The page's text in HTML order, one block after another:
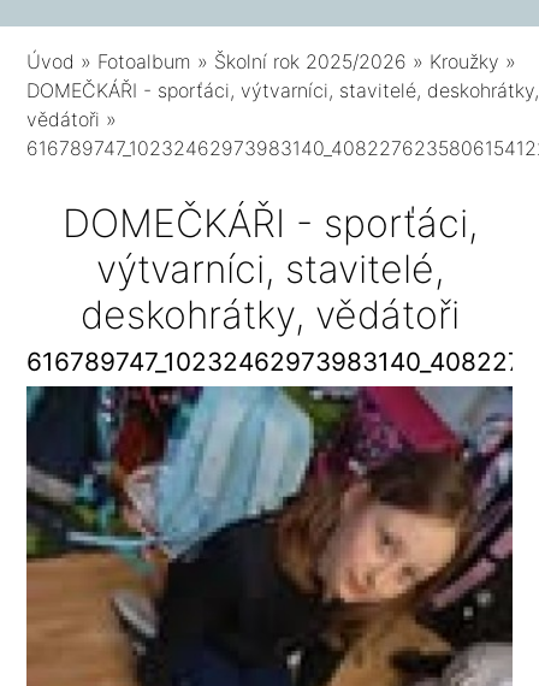
Úvod » Fotoalbum » Školní rok 2025/2026 » Kroužky »
DOMEČKÁŘI - sporťáci, výtvarníci, stavitelé, deskohrátky,
vědátoři »
DOMEČKÁŘI - sporťáci,
výtvarníci, stavitelé,
deskohrátky, vědátoři